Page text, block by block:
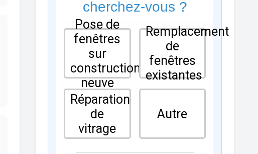
cherchez-vous ?
Pose de
fenêtres
sur
construction
neuve
Remplacement
de
fenêtres
existantes
Réparation
de
vitrage
Autre